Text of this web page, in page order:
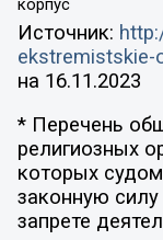
корпус
Источник:
ekstremistskie-
на 16.11.2023
* Перечень
религиозных
которых
законную
запрете